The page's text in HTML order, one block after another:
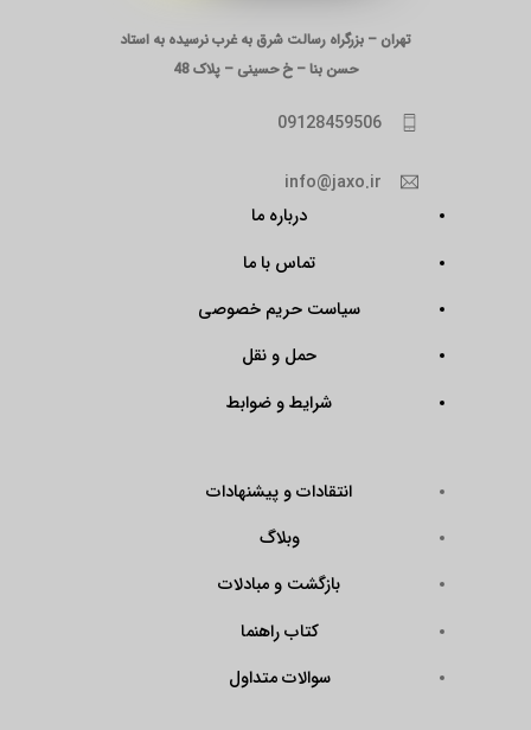
تهران – بزرگراه رسالت شرق به غرب نرسیده به استاد
حسن بنا – خ حسینی – پلاک 48
09128459506
info@jaxo.ir
درباره ما
تماس با ما
سیاست حریم خصوصی
حمل و نقل
شرایط و ضوابط
انتقادات و پیشنهادات
وبلاگ
بازگشت و مبادلات
کتاب راهنما
سوالات متداول